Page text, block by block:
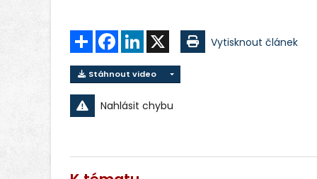
Sdílet FacebookLinkedIn Vytisknout článek
Stáhnout video
Nahlásit chybu